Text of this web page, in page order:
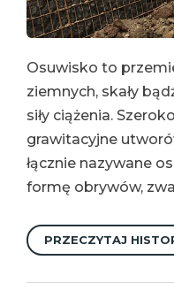
Osuwisko to
ziemnych, skały
siły ciążenia.
grawitacyjne
łącznie nazywane
formę obrywów,
PRZECZYTAJ